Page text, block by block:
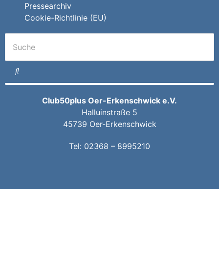
Pressearchiv
Cookie-Richtlinie (EU)
Club50plus Oer-Erkenschwick e.V.
Halluinstraße 5
45739 Oer-Erkenschwick
Tel: 02368 – 8995210